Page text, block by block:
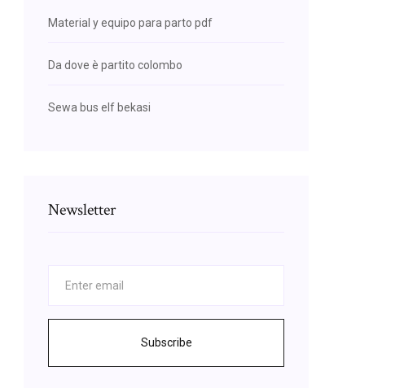
Material y equipo para parto pdf
Da dove è partito colombo
Sewa bus elf bekasi
Newsletter
Subscribe